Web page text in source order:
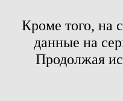
Кроме того, на
данные на
Продолжая